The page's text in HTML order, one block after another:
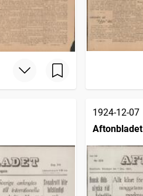
1924-12-07
Aftonbladet